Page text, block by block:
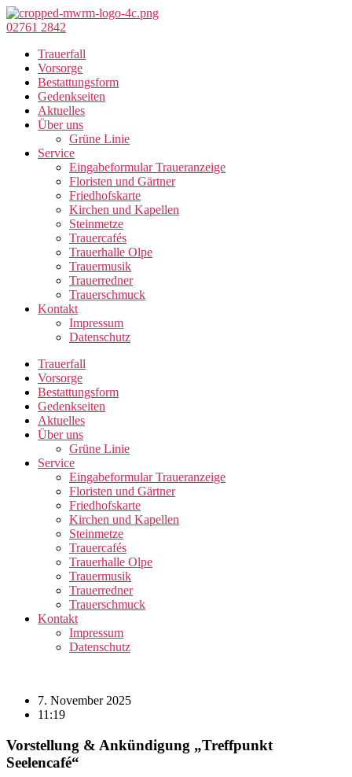
Zum
Inhalt
02761 2842
Trauerfall
Vorsorge
Bestattungsform
Gedenkseiten
Aktuelles
Über uns
Grüne Linie
Service
Eingabeformular Traueranzeige
Floristen und Gärtner
Friedhofskarte
Kirchen und Kapellen
Steinmetze
Trauercafés
Trauerhalle Olpe
Trauermusik
Trauerredner
Trauerschmuck
Kontakt
Impressum
Datenschutz
Trauerfall
Vorsorge
Bestattungsform
Gedenkseiten
Aktuelles
Über uns
Grüne Linie
Service
Eingabeformular Traueranzeige
Floristen und Gärtner
Friedhofskarte
Kirchen und Kapellen
Steinmetze
Trauercafés
Trauerhalle Olpe
Trauermusik
Trauerredner
Trauerschmuck
Kontakt
Impressum
Datenschutz
7. November 2025
11:19
Vorstellung & Ankündigung „Treffpunkt
Seelencafé“